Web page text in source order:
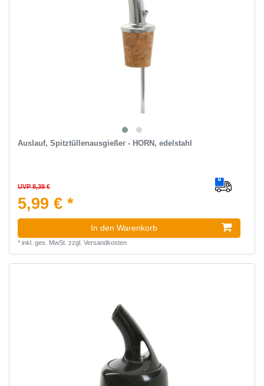
Auslauf, Spitztüllenausgießer - HORN, edelstahl
UVP 8,39 €
5,99 € *
In den Warenkorb
* inkl. ges. MwSt. zzgl. Versandkosten